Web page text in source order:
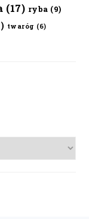
(17) ryba (9)
twaróg (6)